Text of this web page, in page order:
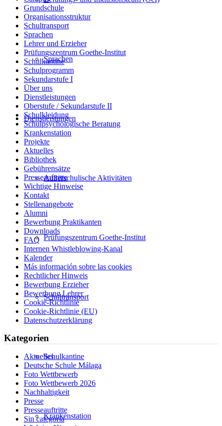
Sprachen
Dienstleistungen
Außerschulische Aktivitäten
Prüfungszentrum Goethe-Institut
Schultransport
Schulkantine
Krankenstation
Grundschule
Organisationsstruktur
Schultransport
Sprachen
Lehrer und Erzieher
Prüfungszentrum Goethe-Institut
Schulkantine
Schulprogramm
Sekundarstufe I
Über uns
Dienstleistungen
Oberstufe / Sekundarstufe II
Schulkleidung
Schulpsychologische Beratung
Krankenstation
Projekte
Aktuelles
Bibliothek
Gebührensätze
Presseauftritte
Wichtige Hinweise
Kontakt
Stellenangebote
Alumni
Bewerbung Praktikanten
Downloads
FAQ
Internen Whistleblowing-Kanal
Kalender
Más información sobre las cookies
Rechtlicher Hinweis
Bewerbung Erzieher
Bewerbung Lehrer
Cookie-Richtlinie
Cookie-Richtlinie (EU)
Datenschutzerklärung
Kategorien
Aktuelles
Deutsche Schule Málaga
Foto Wettbewerb
Foto Wettbewerb 2026
Nachhaltigkeit
Presse
Presseauftritte
Sin categoría